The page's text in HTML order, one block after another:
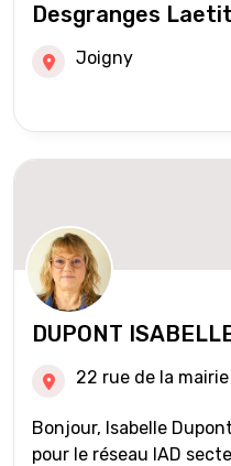
Desgranges
Joigny
DUPONT
22 rue de la mairie
Bonjour, Isabelle
pour le réseau IAD